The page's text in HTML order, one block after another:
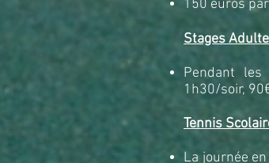
150 euros
Stages
Pendant
1h30/soir,
Tennis
La journée